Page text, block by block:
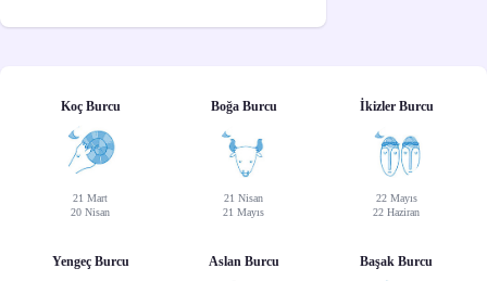
Koç Burcu
21 Mart
20 Nisan
Boğa Burcu
21 Nisan
21 Mayıs
İkizler Burcu
22 Mayıs
22 Haziran
Yengeç Burcu Aslan Burcu Başak Burcu